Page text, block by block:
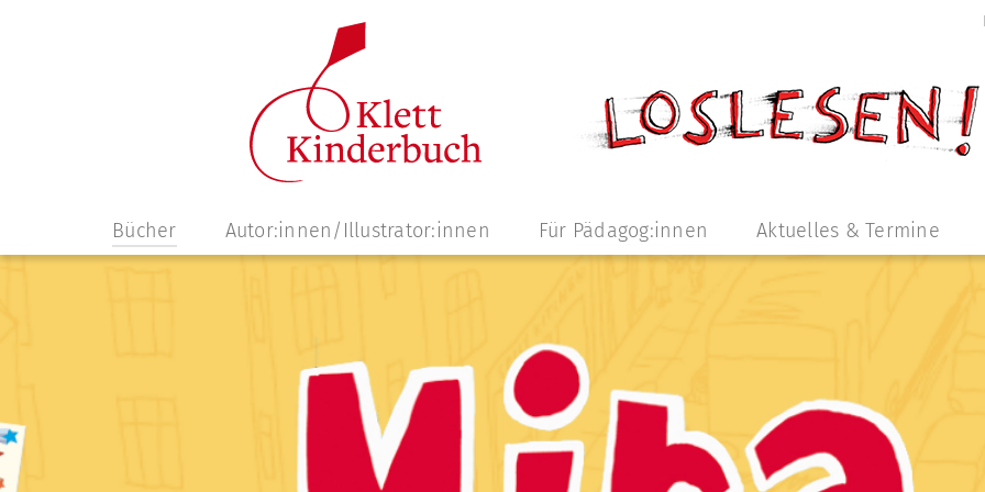
Navigation
überspringen
Bücher Autor:innen/Illustrator:innen Für Pädagog:innen Aktuelles & Termine